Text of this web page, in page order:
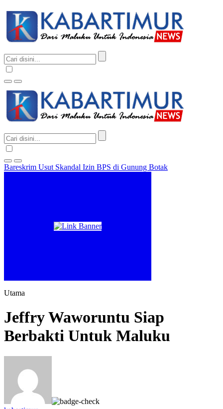
Bareskrim Usut Skandal Izin BPS di Gunung Botak
Utama
Jeffry Waworuntu Siap
Berbakti Untuk Maluku